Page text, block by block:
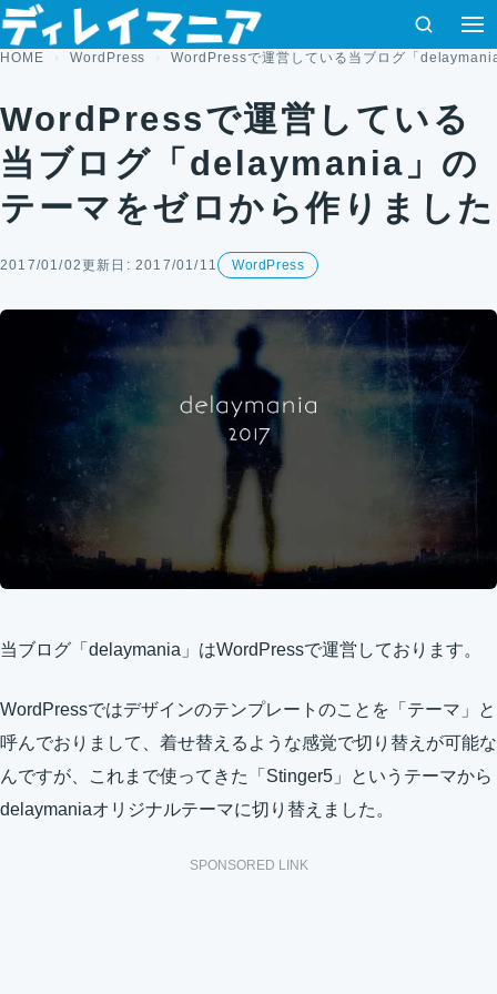
コンテンツへスキップ
検索 メ
HOME WordPress WordPressで運営している当ブログ「
WordPressで運営している
当ブログ「delaymania」の
テーマをゼロから作りました
2017/01/02更新日: 2017/01/11 WordPress
当ブログ「delaymania」はWordPressで運営しております。
WordPressではデザインのテンプレートのことを「テーマ」と
呼んでおりまして、着せ替えるような感覚で切り替えが可能な
んですが、これまで使ってきた「Stinger5」というテーマから
delaymaniaオリジナルテーマに切り替えました。
SPONSORED LINK